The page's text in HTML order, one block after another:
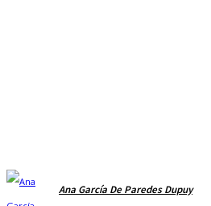
Ana García De Paredes Dupuy